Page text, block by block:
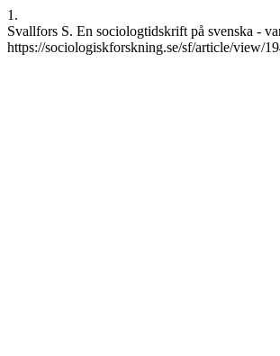
1.
Svallfors S. En sociologtidskrift på svenska -
https://sociologiskforskning.se/sf/article/view/